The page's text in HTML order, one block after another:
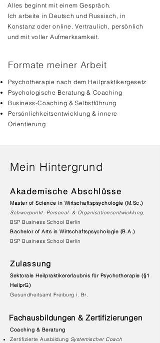
Alles beginnt mit einem Gespräch.
Ich arbeite in Deutsch und Russisch, in
Konstanz oder online. Vertraulich, persönlich
und mit voller Aufmerksamkeit.
Formate meiner Arbeit
Psychotherapie nach dem Heilpraktikergesetz
Psychologische Beratung & Coaching
Business-Coaching & Selbstführung
Persönlichkeitsentwicklung & innere
Orientierung
Mein Hintergrund
Akademische Abschlüsse
Master of Science in Wirtschaftspsychologie (M.Sc.)
Schwerpunkt: Personal- & Organisationsentwicklung,
BSP Business School Berlin
Bachelor of Arts in Wirtschaftspsychologie (B.A.)
BSP Business School Berlin
Zulassung
Sektorale Heilpraktikererlaubnis für Psychotherapie (§1
HeilprG)
Gesundheitsamt Freiburg i. Br.
Fachausbildungen & Zertifizierungen
Coaching & Beratung
Zertifizierte Ausbildung Systemischer Coach